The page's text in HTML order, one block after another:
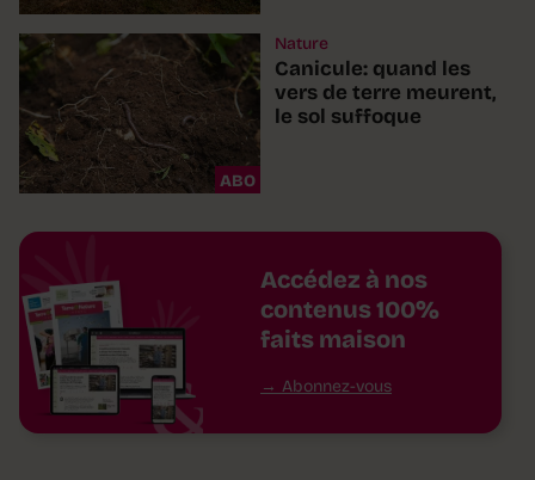
ABO
Nature
Canicule: quand les
vers de terre meurent,
le sol suffoque
Accédez à nos
contenus 100%
faits maison
Abonnez-vous